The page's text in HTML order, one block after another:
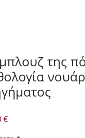
της
€Τιμή